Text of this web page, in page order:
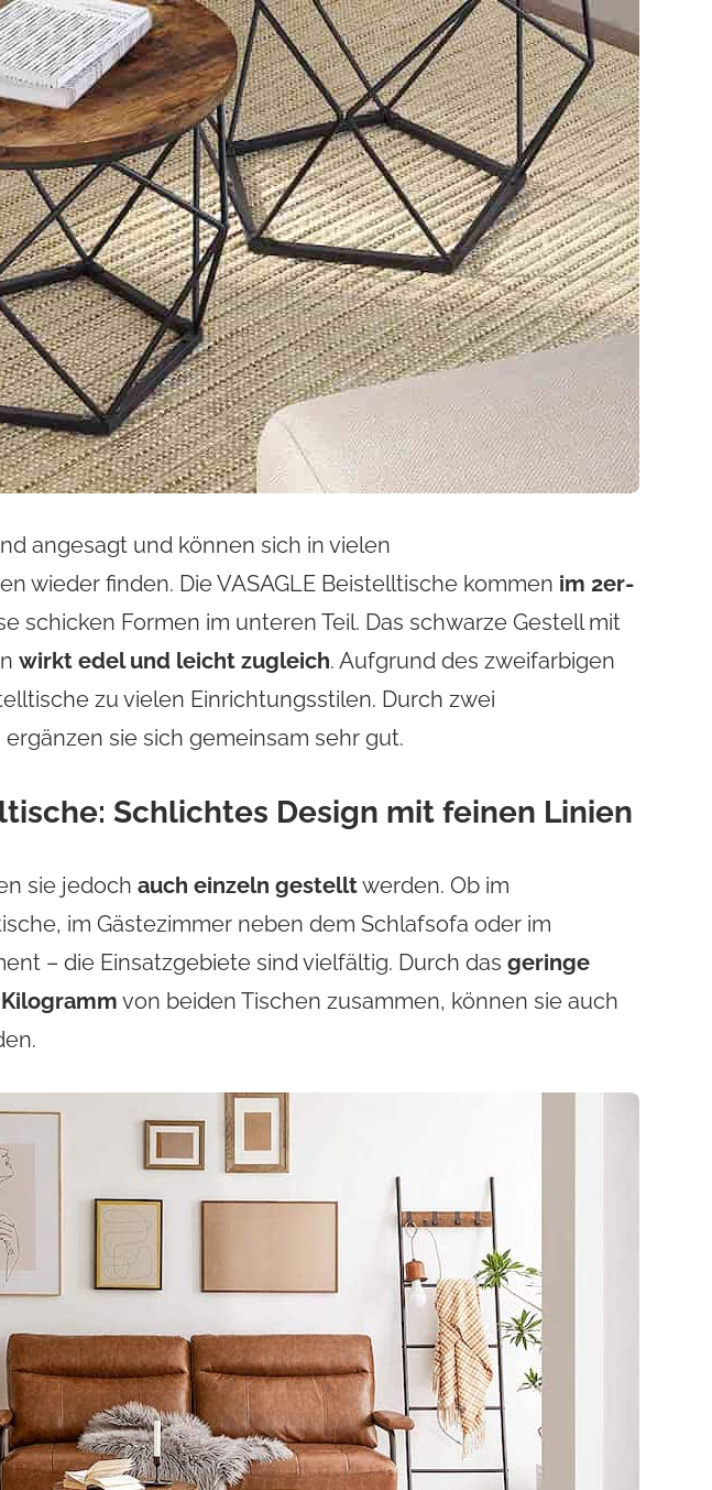
angesagt und können sich in vielen
wieder finden. Die VASAGLE Beistelltische kommen im 2er-
schicken Formen im unteren Teil. Das schwarze Gestell mit
wirkt edel und leicht zugleich. Aufgrund des zweifarbigen
zu vielen Einrichtungsstilen. Durch zwei
sie sich gemeinsam sehr gut.
Schlichtes Design mit feinen Linien
sie jedoch auch einzeln gestelltwerden. Ob im
im Gästezimmer neben dem Schlafsofa oder im
– die Einsatzgebiete sind vielfältig. Durch das geringe
von beiden Tischen zusammen, können sie auch